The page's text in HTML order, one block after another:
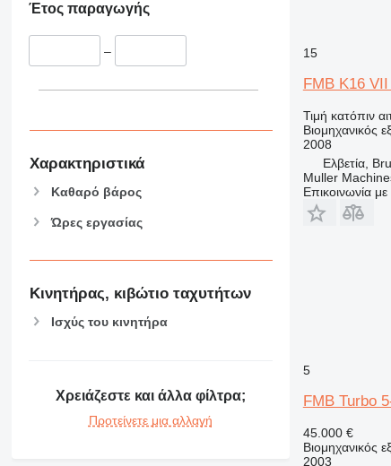
Έτος παραγωγής
–
Χαρακτηριστικά
Καθαρό βάρος
Ώρες εργασίας
Κινητήρας, κιβώτιο ταχυτήτων
Ισχύς του κινητήρα
Χρειάζεστε και άλλα φίλτρα;
Προτείνετε μια αλλαγή
15
FMB K16
Τιμή κατόπιν
Βιομηχανικός
2008
Ελβετία,
Muller
Επικοινωνία
5
FMB Turbo
45.000 €
Βιομηχανικός
2003